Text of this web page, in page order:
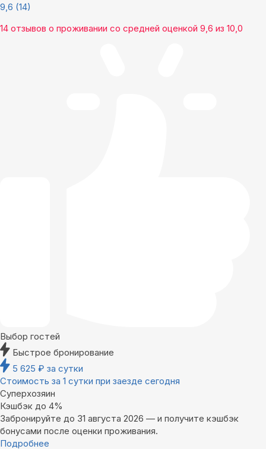
9,6 (14)
14 отзывов о проживании со средней оценкой 9,6 из 10,0
Выбор гостей
Быстрое бронирование
5 625 ₽ за сутки
Стоимость за 1 сутки при заезде сегодня
Суперхозяин
Кэшбэк до 4%
Забронируйте до 31 августа 2026 — и получите кэшбэк
бонусами после оценки проживания.
Подробнее